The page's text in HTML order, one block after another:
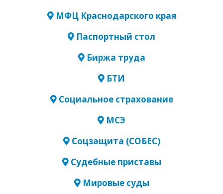
МФЦ Краснодарского края
Паспортный стол
Биржа труда
БТИ
Социальное страхование
МСЭ
Соцзащита (СОБЕС)
Судебные приставы
Мировые суды